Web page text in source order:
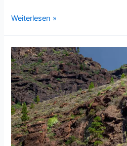
Motorrad-
Gran
Canaria
Weiterlesen »